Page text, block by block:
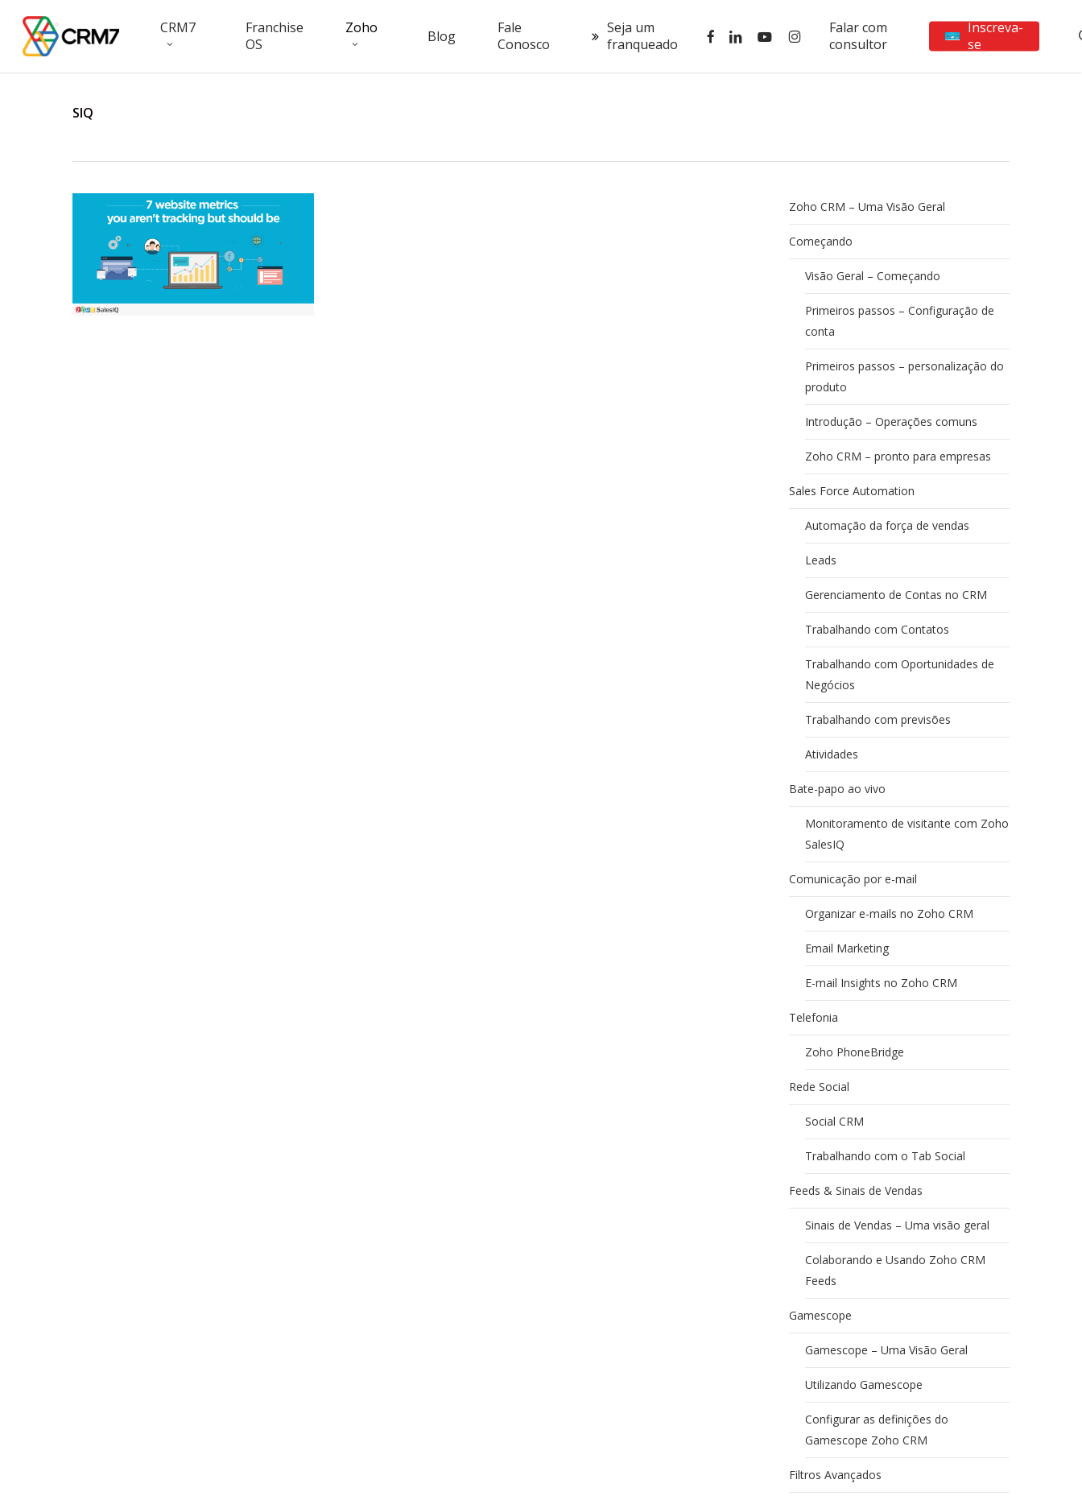
main
CRM7
Franchise
OS
Zoho Blog
Fale
Conosco
Seja um
franqueado
Falar com
consultor
Inscreva-
se
facebooklinkedinyoutubeinstagram
SIQ
Zoho CRM – Uma Visão Geral
Começando
Visão Geral – Começando
Primeiros passos – Configuração de
conta
Primeiros passos – personalização do
produto
Introdução – Operações comuns
Zoho CRM – pronto para empresas
Sales Force Automation
Automação da força de vendas
Leads
Gerenciamento de Contas no CRM
Trabalhando com Contatos
Trabalhando com Oportunidades de
Negócios
Trabalhando com previsões
Atividades
Bate-papo ao vivo
Monitoramento de visitante com Zoho
SalesIQ
Comunicação por e-mail
Organizar e-mails no Zoho CRM
Email Marketing
E-mail Insights no Zoho CRM
Telefonia
Zoho PhoneBridge
Rede Social
Social CRM
Trabalhando com o Tab Social
Feeds & Sinais de Vendas
Sinais de Vendas – Uma visão geral
Colaborando e Usando Zoho CRM
Feeds
Gamescope
Gamescope – Uma Visão Geral
Utilizando Gamescope
Configurar as definições do
Gamescope Zoho CRM
Filtros Avançados